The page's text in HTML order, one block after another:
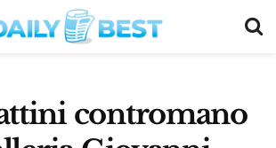
contromano